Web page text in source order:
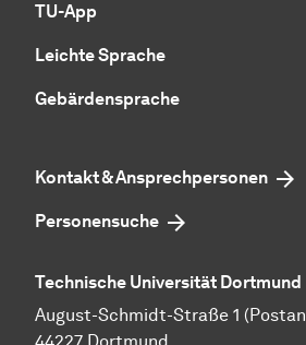
TU-App
Leichte Sprache
Gebärdensprache
Kontakt & Ansprechpersonen
Personensuche
Technische Universität Dortmund
August-Schmidt-Straße 1